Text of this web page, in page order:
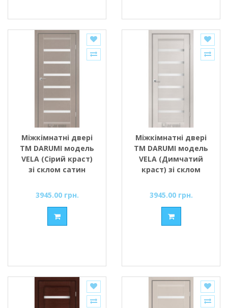
Міжкімнатні двері
ТМ DARUMI модель
VELA (Сірий краст)
зі склом сатин
3945.00 грн.
Міжкімнатні двері
ТМ DARUMI модель
VELA (Димчатий
краст) зі склом
3945.00 грн.